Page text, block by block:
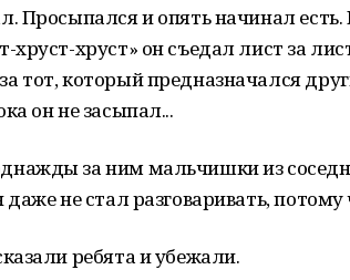
Просыпался и опять начинал
хруст-хруст» он съедал лист за
тот, который предназначался
он не засыпал...
за ним мальчишки из
даже не стал разговаривать,
ребята и убежали.